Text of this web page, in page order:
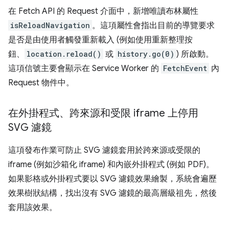
在 Fetch API 的 Request 介面中，新增唯讀布林屬性
isReloadNavigation 。這項屬性會指出目前的導覽要求
是否是由使用者觸發重新載入 (例如使用重新整理按
鈕、
location.reload() 或 history.go(0) ) 所啟動。
這項信號主要會顯示在 Service Worker 的 FetchEvent 內
Request 物件中。
在外掛程式、跨來源和受限 iframe 上停用
SVG 濾鏡
這項發布作業可防止 SVG 濾鏡套用於跨來源或受限的
iframe (例如沙箱化 iframe) 和內嵌外掛程式 (例如 PDF)。
如果影格或外掛程式要以 SVG 濾鏡效果繪製，系統會遍歷
效果樹狀結構，找出沒有 SVG 濾鏡的最高層級祖先，然後
套用該效果。